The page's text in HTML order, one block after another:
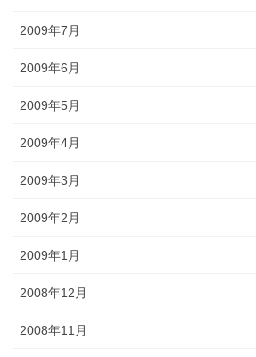
2009年7月
2009年6月
2009年5月
2009年4月
2009年3月
2009年2月
2009年1月
2008年12月
2008年11月